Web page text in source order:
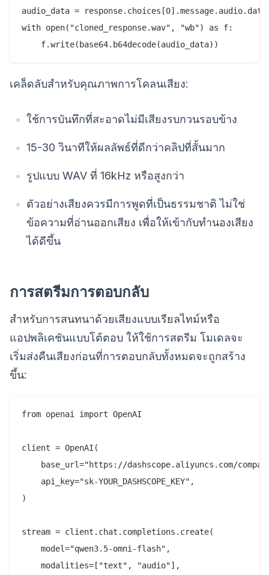
audio_data = response.choices[0].message.audio.data
with open("cloned_response.wav", "wb") as f:
เคล็ดลับสำหรับคุณภาพการโคลนเสียง:
ใช้การบันทึกที่สะอาดไม่มีเสียงรบกวนรอบข้าง
15-30 วินาทีให้ผลลัพธ์ที่ดีกว่าคลิปที่สั้นมาก
รูปแบบ WAV ที่ 16kHz หรือสูงกว่า
ตัวอย่างเสียงควรมีการพูดที่เป็นธรรมชาติ ไม่ใช่
ข้อความที่อ่านออกเสียง เพื่อให้เข้ากับทำนองเสียง
ได้ดีขึ้น
การสตรีมการตอบกลับ
สำหรับการสนทนาด้วยเสียงแบบเรียลไทม์หรือ
แอปพลิเคชันแบบโต้ตอบ ให้ใช้การสตรีม โมเดลจะ
เริ่มส่งคืนเสียงก่อนที่การตอบกลับทั้งหมดจะถูกสร้าง
ขึ้น:
from openai import OpenAI
client = OpenAI(
base_url="https://dashscope.aliyuncs.com/
    api_key="sk-YOUR_DASHSCOPE_KEY",
)
stream = client.chat.completions.create(
    model="qwen3.5-omni-flash",
    modalities=["text", "audio"],